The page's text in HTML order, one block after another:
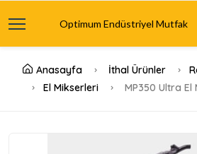
Optimum Endüstriyel Mutfak
Anasayfa İthal Ürünler
El Mikserleri
MP350 Ultra